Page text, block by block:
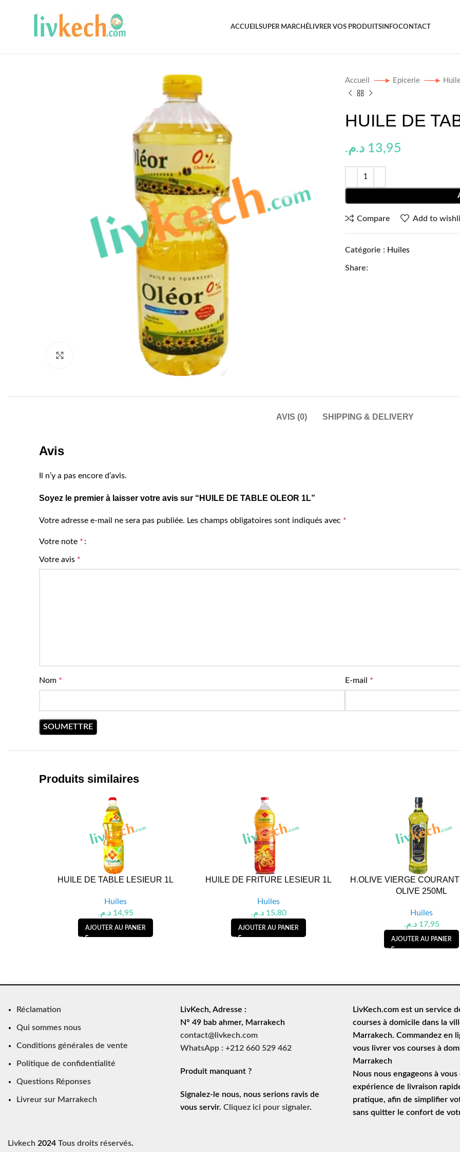
ACCUEILSUPER MARCHÉ LIVRER VOS PRODUITS INFOCONTACT
Accueil Epicerie
HUILE DE
13,95 د.م.
Compare Add to
Catégorie : Huiles
Share:
AVIS (0) SHIPPING & DELIVERY
Avis
Il n’y a pas encore d’avis.
Soyez le premier à laisser votre avis sur “HUILE DE TABLE OLEOR 1L”
Votre adresse e-mail ne sera pas publiée. Les champs obligatoires sont indiqués avec *
Votre note *
Votre avis *
Nom * E-mail *
Produits similaires
HUILE DE TABLE LESIEUR 1L
Huiles
14,95 د.م.
AJOUTER AU PANIER
HUILE DE FRITURE LESIEUR 1L
Huiles
15,80 د.م.
AJOUTER AU PANIER
H.OLIVE VIERGE
OLIVE 250ML
Huiles
17,95 د.م.
AJOUTER AU PANIER
Réclamation
Qui sommes nous
Conditions générales de vente
Politique de confidentialité
Questions Réponses
Livreur sur Marrakech
LivKech, Adresse :
N° 49 bab ahmer, Marrakech
contact@livkech.com
WhatsApp : +212 660 529 462
Produit manquant ?
Signalez-le nous, nous serions ravis de
vous servir. Cliquez ici pour signaler.
LivKech.com est un service
courses à domicile dans la
Marrakech. Commandez en
vous livrer vos courses à
Marrakech
Nous nous engageons à
expérience de
livraison
pratique, afin de simplifier
sans quitter le confort de
Livkech 2024Tous droits réservés.